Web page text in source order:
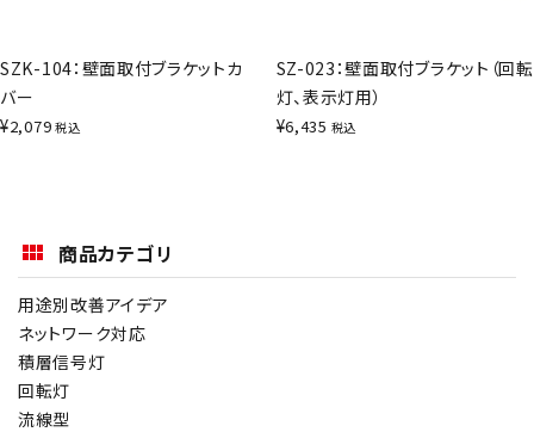
SZK-104：壁面取付ブラケットカ
バー
¥2,079 税込
SZ-023：壁面取付ブラケット（回転
灯、表示灯用）
¥6,435 税込
商品カテゴリ
用途別改善アイデア
ネットワーク対応
積層信号灯
回転灯
流線型